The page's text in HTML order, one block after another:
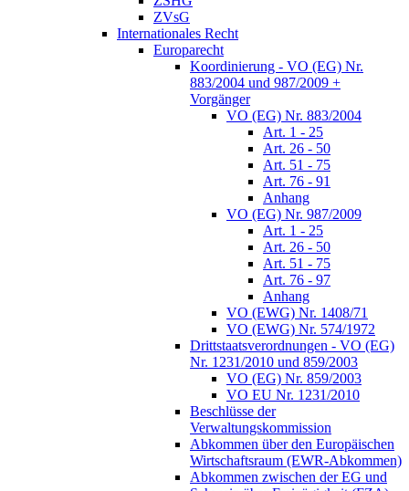
ZVsG
Internationales Recht
Europarecht
Koordinierung - VO (EG) Nr.
883/2004 und 987/2009 +
Vorgänger
VO (EG) Nr. 883/2004
Art. 1 - 25
Art. 26 - 50
Art. 51 - 75
Art. 76 - 91
Anhang
VO (EG) Nr. 987/2009
Art. 1 - 25
Art. 26 - 50
Art. 51 - 75
Art. 76 - 97
Anhang
VO (EWG) Nr. 1408/71
VO (EWG) Nr. 574/1972
Drittstaatsverordnungen - VO (EG)
Nr. 1231/2010 und 859/2003
VO (EG) Nr. 859/2003
VO EU Nr. 1231/2010
Beschlüsse der
Verwaltungskommission
Abkommen über den Europäischen
Wirtschaftsraum (EWR-Abkommen)
Abkommen zwischen der EG und